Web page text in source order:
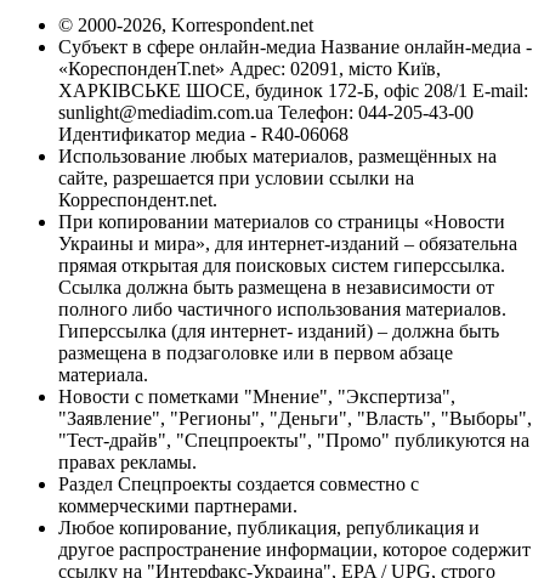
© 2000-2026, Korrespondent.net
Субъект в сфере онлайн-медиа Название онлайн-медиа -
«КореспонденТ.net» Адрес: 02091, місто Київ,
ХАРКІВСЬКЕ ШОСЕ, будинок 172-Б, офіс 208/1 E-mail:
sunlight@mediadim.com.ua Телефон: 044-205-43-00
Идентификатор медиа - R40-06068
Использование любых материалов, размещённых на
сайте, разрешается при условии ссылки на
Корреспондент.net.
При копировании материалов со страницы «Новости
Украины и мира», для интернет-изданий – обязательна
прямая открытая для поисковых систем гиперссылка.
Ссылка должна быть размещена в независимости от
полного либо частичного использования материалов.
Гиперссылка (для интернет- изданий) – должна быть
размещена в подзаголовке или в первом абзаце
материала.
Новости с пометками "Мнение", "Экспертиза",
"Заявление", "Регионы", "Деньги", "Власть", "Выборы",
"Тест-драйв", "Спецпроекты", "Промо" публикуются на
правах рекламы.
Раздел Спецпроекты создается совместно с
коммерческими партнерами.
Любое копирование, публикация, републикация и
другое распространение информации, которое содержит
ссылку на "Интерфакс-Украина", EPA / UPG, строго